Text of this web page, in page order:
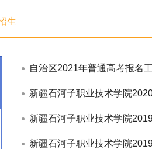
生
自治区2021年普通高考报名
新疆石河子职业技术学院
新疆石河子职业技术学院
新疆石河子职业技术学院